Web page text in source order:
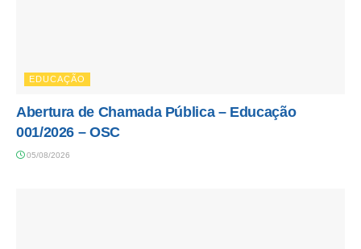
EDUCAÇÃO
Abertura de Chamada Pública – Educação
001/2026 – OSC
05/08/2026